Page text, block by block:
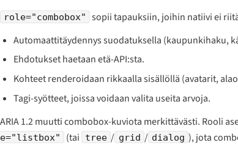
role="combobox"
sopii tapauksiin, joihin natiivi ei
Automaattitäydennys suodatuksella (kaupunkihaku,
Ehdotukset haetaan etä-API:sta.
Kohteet renderoidaan rikkaalla sisällöllä (avatarit,
Tagi-syötteet, joissa voidaan valita useita arvoja.
ARIA 1.2 muutti combobox-kuviota merkittävästi. Rooli
e="listbox"
(tai tree / grid / dialog ), jota